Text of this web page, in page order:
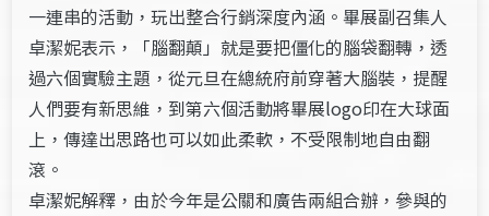
一連串的活動，玩出整合行銷深度內涵。畢展副召集人
卓潔妮表示，「腦翻顛」就是要把僵化的腦袋翻轉，透
過六個實驗主題，從元旦在總統府前穿著大腦裝，提醒
人們要有新思維，到第六個活動將畢展logo印在大球面
上，傳達出思路也可以如此柔軟，不受限制地自由翻
滾。
卓潔妮解釋，由於今年是公關和廣告兩組合辦，參與的